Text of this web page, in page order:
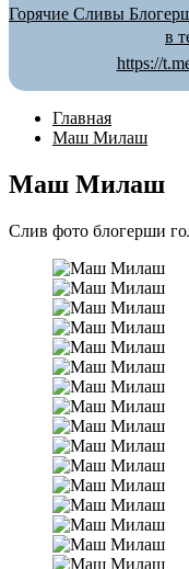
Горячие Сливы
в
https://
Главная
Маш Милаш
Маш Милаш
Слив фото блогерши